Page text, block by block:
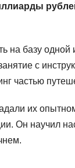
на базу
с
частью
их
Он научил